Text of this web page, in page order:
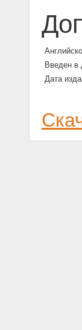
Введен в
Дата